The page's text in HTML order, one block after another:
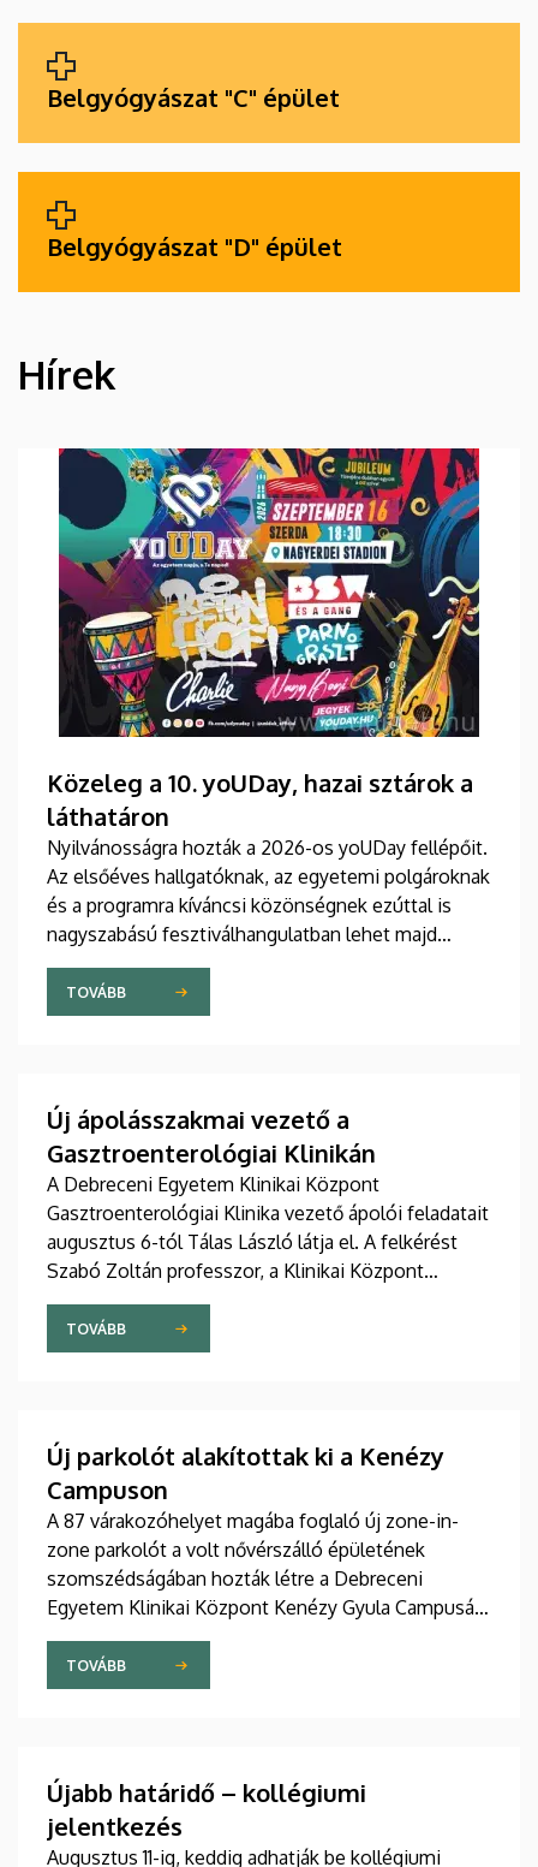
Belgyógyászat "C" épület
Belgyógyászat "D" épület
HÍREK
Hírek
Közeleg a 10. yoUDay, hazai sztárok a
láthatáron
Nyilvánosságra hozták a 2026-os yoUDay fellépőit.
Az elsőéves hallgatóknak, az egyetemi polgároknak
és a programra kíváncsi közönségnek ezúttal is
nagyszabású fesztiválhangulatban lehet majd
része, grandiózus tanévnyitó stadionshow-n
vehetnek részt szeptember közepén.
TOVÁBB
Új ápolásszakmai vezető a
Gasztroenterológiai Klinikán
A Debreceni Egyetem Klinikai Központ
Gasztroenterológiai Klinika vezető ápolói feladatait
augusztus 6-tól Tálas László látja el. A felkérést
Szabó Zoltán professzor, a Klinikai Központ
elnöke, valamint Szőllősi Anna ápolási és
szakdolgozói igazgató adta át pénteken
ünnepélyes keretek között az Elnöki Hivatalban.
TOVÁBB
Új parkolót alakítottak ki a Kenézy
Campuson
A 87 várakozóhelyet magába foglaló új zone-in-
zone parkolót a volt nővérszálló épületének
szomszédságában hozták létre a Debreceni
Egyetem Klinikai Központ Kenézy Gyula Campusán.
Az új területet várhatóan augusztusban nyitják meg
a járművek előtt.
TOVÁBB
Újabb határidő – kollégiumi
jelentkezés
Augusztus 11-ig, keddig adhatják be kollégiumi